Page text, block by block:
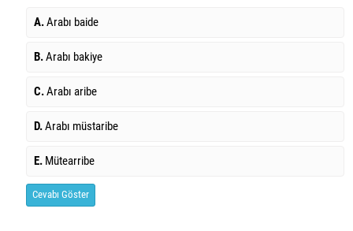
A.Arabı baide
B.Arabı bakiye
C.Arabı aribe
D.Arabı müstaribe
E. Mütearribe
Cevabı Göster